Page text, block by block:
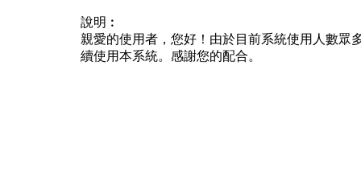
說明︰
親愛的使用者，您好！由於目前系統使用人數眾
續使用本系統。感謝您的配合。